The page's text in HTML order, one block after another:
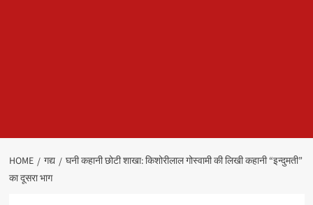
HOME गद्य
घनी कहानी छोटी शाखा: किशोरीलाल गोस्वामी की लिखी कहानी “इन्दुमती”
का दूसरा भाग